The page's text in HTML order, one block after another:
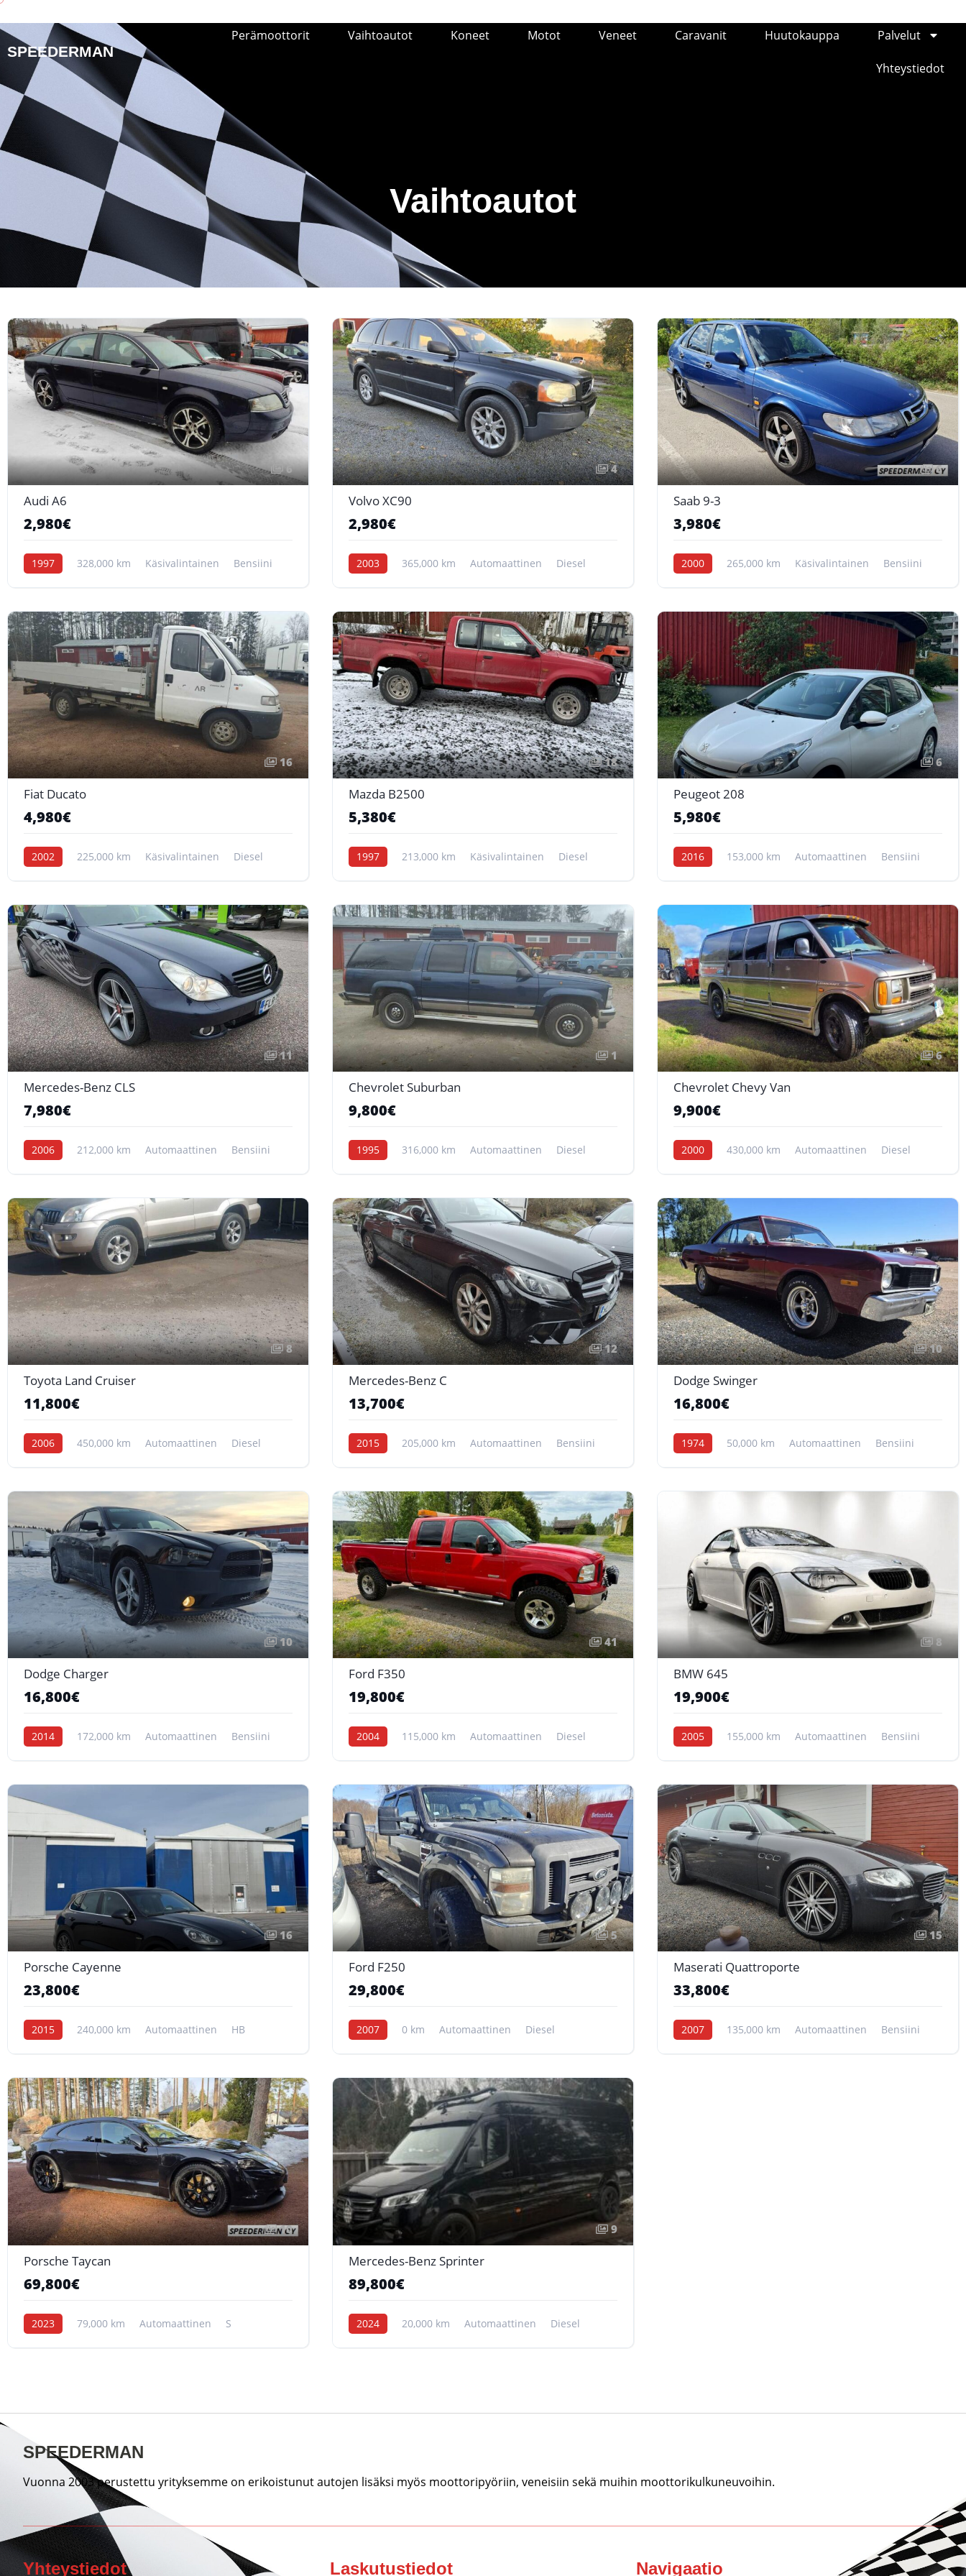
SPEEDERMAN
Perämoottorit Vaihtoautot Koneet Motot Veneet Caravanit Huutokauppa Palvelut
Yhteystiedot
Vaihtoautot
6
Audi A6
2,980€
1997 328,000 km Käsivalintainen Bensiini
4
Volvo XC90
2,980€
2003 365,000 km Automaattinen Diesel
6
Saab 9-3
3,980€
2000 265,000 km Käsivalintainen Bensiini
16
Fiat Ducato
4,980€
2002 225,000 km Käsivalintainen Diesel
18
Mazda B2500
5,380€
1997 213,000 km Käsivalintainen Diesel
6
Peugeot 208
5,980€
2016 153,000 km Automaattinen Bensiini
11
Mercedes-Benz CLS
7,980€
2006 212,000 km Automaattinen Bensiini
1
Chevrolet Suburban
9,800€
1995 316,000 km Automaattinen Diesel
6
Chevrolet Chevy Van
9,900€
2000 430,000 km Automaattinen Diesel
8
Toyota Land Cruiser
11,800€
2006 450,000 km Automaattinen Diesel
12
Mercedes-Benz C
13,700€
2015 205,000 km Automaattinen Bensiini
10
Dodge Swinger
16,800€
1974 50,000 km Automaattinen Bensiini
10
Dodge Charger
16,800€
2014 172,000 km Automaattinen Bensiini
41
Ford F350
19,800€
2004 115,000 km Automaattinen Diesel
8
BMW 645
19,900€
2005 155,000 km Automaattinen Bensiini
16
Porsche Cayenne
23,800€
2015 240,000 km Automaattinen HB
5
Ford F250
29,800€
2007 0 km Automaattinen Diesel
15
Maserati Quattroporte
33,800€
2007 135,000 km Automaattinen Bensiini
10
Porsche Taycan
69,800€
2023 79,000 km Automaattinen S
9
Mercedes-Benz Sprinter
89,800€
2024 20,000 km Automaattinen Diesel
SPEEDERMAN
Vuonna 2003 perustettu yrityksemme on erikoistunut autojen lisäksi myös moottoripyöriin, veneisiin sekä muihin moottorikulkuneuvoihin.
Yhteystiedot Laskutustiedot Navigaatio